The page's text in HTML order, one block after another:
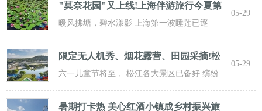
"莫奈花园"又上线!上海伴游旅行今夏第
一波
暖风拂塘，碧水漾影 上海第一波睡莲已逐
步“复苏” 粉白嫣红的花朵浮于水面 趁花期正
05-29
限定无人机秀、烟花露营、田园采摘!松
江遛
六一儿童节将至， 松江各大景区已备好 缤纷
活动与超值福利， 从主题乐土到田园乡野，
05-29
暑期打卡热 美心红酒小镇成乡村振兴旅